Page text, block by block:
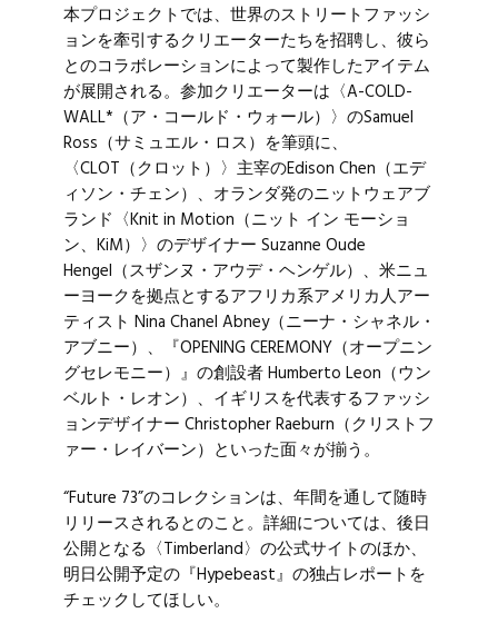
本プロジェクトでは、世界のストリートファッシ
ョンを牽引するクリエーターたちを招聘し、彼ら
とのコラボレーションによって製作したアイテム
が展開される。参加クリエーターは〈A-COLD-
WALL*（ア・コールド・ウォール）〉のSamuel
Ross （サミュエル・ロス）を筆頭に、
〈CLOT（クロット）〉主宰のEdison Chen （エデ
ィソン・チェン）、オランダ発のニットウェアブ
ランド〈Knit in Motion（ニット イン モーショ
ン、KiM）〉のデザイナー Suzanne Oude
Hengel （スザンヌ・アウデ・ヘンゲル）、米ニュ
ーヨークを拠点とするアフリカ系アメリカ人アー
ティスト Nina Chanel Abney（ニーナ・シャネル・
アブニー）、『OPENING CEREMONY（オープニン
グセレモニー）』の創設者Humberto Leon （ウン
ベルト・レオン）、イギリスを代表するファッシ
ョンデザイナー Christopher Raeburn （クリストフ
ァー・レイバーン）といった面々が揃う。
“Future 73”のコレクションは、年間を通して随時
リリースされるとのこと。詳細については、後日
公開となる〈Timberland〉の公式サイトのほか、
明日公開予定の『Hypebeast』の独占レポートを
チェックしてほしい。